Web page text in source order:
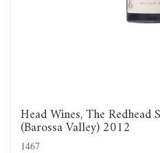
Head Wines, The Redhead
(Barossa Valley) 2012
1467